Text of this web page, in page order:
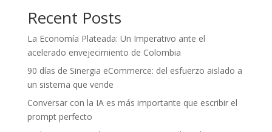
Recent Posts
La Economía Plateada: Un Imperativo ante el
acelerado envejecimiento de Colombia
90 días de Sinergia eCommerce: del esfuerzo aislado a
un sistema que vende
Conversar con la IA es más importante que escribir el
prompt perfecto